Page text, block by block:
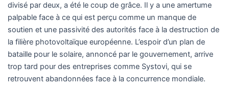
divisé par deux, a été le coup de grâce. Il y a une amertume
palpable face à ce qui est perçu comme un manque de
soutien et une passivité des autorités face à la destruction de
la filière photovoltaïque européenne. L’espoir d’un plan de
bataille pour le solaire, annoncé par le gouvernement, arrive
trop tard pour des entreprises comme Systovi, qui se
retrouvent abandonnées face à la concurrence mondiale.